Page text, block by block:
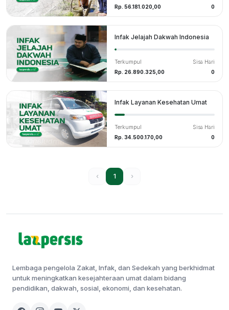
Rp. 56.181.020,00
0
Infak Jelajah Dakwah Indonesia
Terkumpul
Rp. 26.890.325,00
Sisa Hari
0
Infak Layanan Kesehatan Umat
Terkumpul
Rp. 34.500.170,00
Sisa Hari
0
‹ 1 ›
Lembaga pengelola Zakat, Infak, dan Sedekah yang berkhidmat
untuk meningkatkan kesejahteraan umat dalam bidang
pendidikan, dakwah, sosial, ekonomi, dan kesehatan.